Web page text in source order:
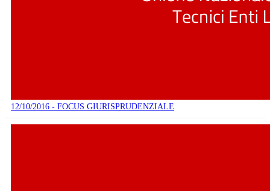
12/10/2016 - FOCUS GIURISPRUDENZIALE